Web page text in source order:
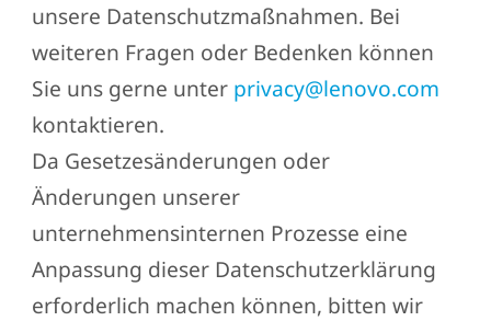
unsere Datenschutzmaßnahmen. Bei
weiteren Fragen oder Bedenken können
Sie uns gerne unter privacy@lenovo.com
kontaktieren.
Da Gesetzesänderungen oder
Änderungen unserer
unternehmensinternen Prozesse eine
Anpassung dieser Datenschutzerklärung
erforderlich machen können, bitten wir